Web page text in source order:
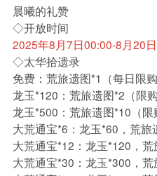
晨曦的礼赞
◇开放时间
2025年8月7日00:00-8月20
◇太华拾遗录
免费：荒旅遗图*1（每日限购
龙玉*120：荒旅遗图*2（限购
龙玉*500：荒旅遗图*10（限
大荒通宝*6：龙玉*60，荒旅
大荒通宝*12：龙玉*120，荒
大荒通宝*30：龙玉*300，荒